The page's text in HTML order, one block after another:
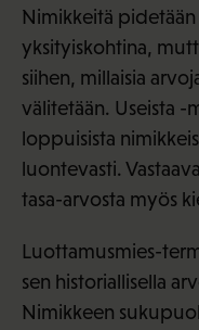
Nimikkeitä
yksityiskohtina,
siihen, millaisia
välitetään. Useista -
loppuisista
luontevasti.
tasa-arvosta myös
Luottamusmies-
sen historiallisella
Nimikkeen